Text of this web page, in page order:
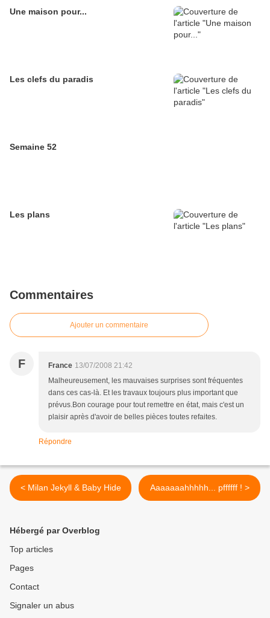
Une maison pour...
Les clefs du paradis
Semaine 52
Les plans
Commentaires
Ajouter un commentaire
F France 13/07/2008 21:42
Malheureusement, les mauvaises surprises sont fréquentes
dans ces cas-là. Et les travaux toujours plus important que
prévus.Bon courage pour tout remettre en état, mais c'est un
plaisir après d'avoir de belles pièces toutes refaites.
Répondre
< Milan Jekyll & Baby Hide Aaaaaaahhhhh... pffffff ! >
Hébergé par Overblog
Top articles
Pages
Contact
Signaler un abus